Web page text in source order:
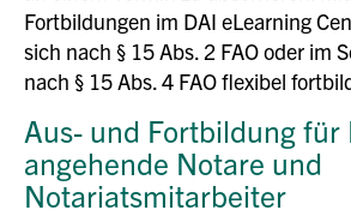
Fortbildungen im DAI eLearning
sich nach § 15 Abs. 2 FAO oder im
nach § 15 Abs. 4 FAO flexibel
Aus- und Fortbildung für
angehende Notare und
Notariatsmitarbeiter